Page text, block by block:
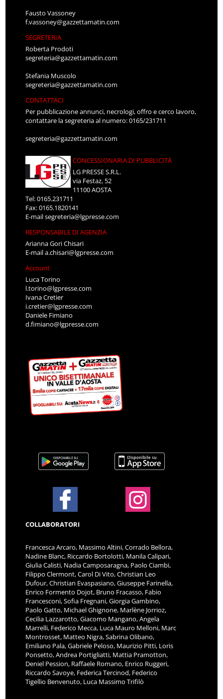
Fausto Vassoney
f.vassoney@gazzettamatin.com
SEGRETERIA
Roberta Prodoti
segreteria@gazzettamatin.com
Stefania Muscolo
segreteria@gazzettamatin.com
CONTATTACI
Per pubblicazione annunci, necrologi, offro e cerco lavoro,
contattare la segreteria al numero: 0165/231711
segreteria@gazzettamatin.com
CONCESSIONARIA DI PUBBLICITÀ
LG PRESSE S.R.L.
via Festaz, 52
11100 AOSTA
Tel: 0165.231711
Fax: 0165.1820141
E-mailsegreteria@lgpresse.com
RESPONSABILE DI AGENZIA
Arianna Gori Chisari
E-maila.chisari@lgpresse.com
Account
Luca Torino
l.torino@lgpresse.com
Ivana Cretier
i.cretier@lgpresse.com
Daniele Fimiano
d.fimiano@lgpresse.com
COLLABORATORI
Francesca Arcaro, Massimo Altini, Corrado Bellora,
Nadine Blanc, Riccardo Bortolotti, Manila Calipari,
Giulia Calisti, Nadia Camposaragna, Paolo Ciambi,
Filippo Clermont, Carol Di Vito, Christian Leo
Dufour, Christian Evaspasiano, Giuseppe Farinella,
Enrico Formento Dojot, Bruno Fracasso, Fabio
Francesconi, Sofia Fregnani, Giorgia Gambino,
Paolo Gatto, Michael Ghignone, Marlène Jorrioz,
Cecilia Lazzarotto, Giacomo Mangano, Angela
Marrelli, Federico Mecca, Luca Mauro Melloni, Marc
Montrosset, Matteo Nigra, Sabrina Olibano,
Emiliano Pala, Gabriele Peloso, Maurizio Pitti, Loris
Ponsetto, Andrea Portigliatti, Mattia Pramotton,
Deniel Pession, Raffaele Romano, Enrico Ruggeri,
Riccardo Savoye, Federica Tercinod, Federico
Tigellio Benvenuto, Luca Massimo Trifilò